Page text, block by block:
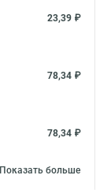
23,39 ₽
78,34 ₽
78,34 ₽
Показать больше